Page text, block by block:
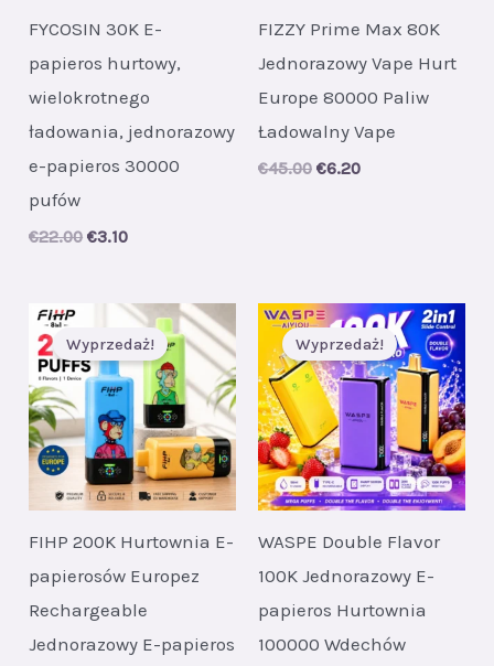
FYCOSIN 30K E-
papieros hurtowy,
wielokrotnego
ładowania, jednorazowy
e-papieros 30000
pufów
€22.00 Original
€22.00.
€3.10Current
€3.10.
FIZZY Prime Max 80K
Jednorazowy Vape Hurt
Europe 80000 Paliw
Ładowalny Vape
€45.00 Original
€6.20Current
Wyprzedaż!
FIHP 200K Hurtownia E-
papierosów Europez
Rechargeable
Jednorazowy E-papieros
Wyprzedaż!
WASPE Double Flavor
100K Jednorazowy E-
papieros Hurtownia
100000 Wdechów